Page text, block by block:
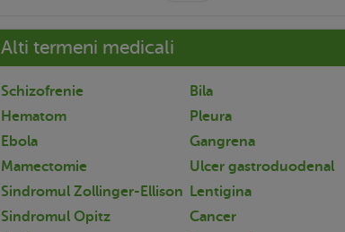
Alti termeni medicali
Schizofrenie
Bila
Hematom
Pleura
Ebola
Gangrena
Mamectomie
Ulcer gastroduodenal
Sindromul Zollinger-Ellison
Lentigina
Sindromul Opitz
Cancer